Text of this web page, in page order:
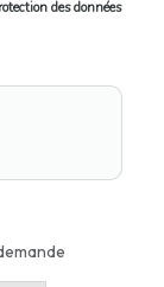
des données